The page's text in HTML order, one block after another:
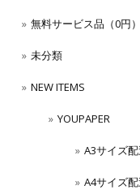
無料サービス品（0円）
未分類
NEW ITEMS
YOUPAPER
A3サイズ配
A4サイズ配